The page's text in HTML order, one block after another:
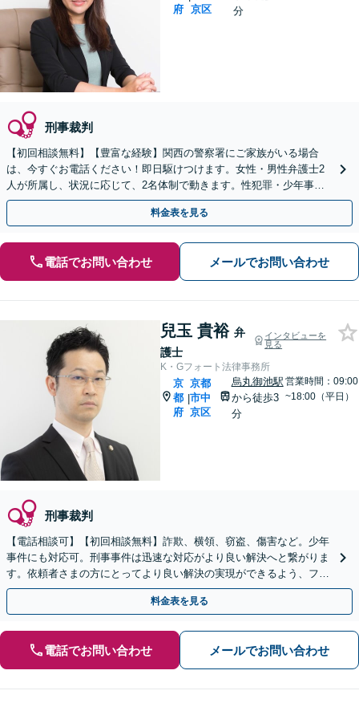
府 京区
分
刑事裁判
【初回相談無料】【豊富な経験】関西の警察署にご家族がいる場合
は、今すぐお電話ください！即日駆けつけます。女性・男性弁護士2
人が所属し、状況に応じて、2名体制で動きます。性犯罪・少年事件
など【完全個室】【休日・夜間は要相談】【丸太町駅3分】
料金表を見る
電話でお問い合わせ メールでお問い合わせ
兒玉 貴裕 弁
護士
インタビューを
見る
K・Gフォート法律事務所
京
都
府
|
京都
市中
京区
烏丸御池駅
から徒歩3
分
営業時間：09:00
~18:00（平日）
刑事裁判
【電話相談可】【初回相談無料】詐欺、横領、窃盗、傷害など。少年
事件にも対応可。刑事事件は迅速な対応がより良い解決へと繋がりま
す。依頼者さまの方にとってより良い解決の実現ができるよう、フッ
トワーク軽く誠意を持って対応いたします
料金表を見る
電話でお問い合わせ メールでお問い合わせ